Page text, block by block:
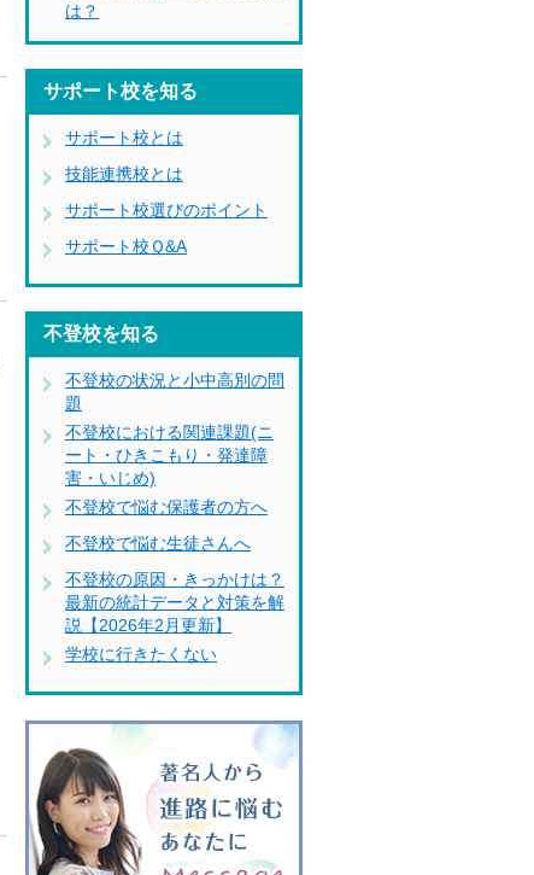
は？
サポート校を知る
サポート校とは
技能連携校とは
サポート校選びのポイント
サポート校Ｑ&A
不登校を知る
不登校の状況と小中高別の問
題
不登校における関連課題(ニ
ート・ひきこもり・発達障
害・いじめ)
不登校で悩む保護者の方へ
不登校で悩む生徒さんへ
不登校の原因・きっかけは？
最新の統計データと対策を解
説【2026年2月更新】
学校に行きたくない